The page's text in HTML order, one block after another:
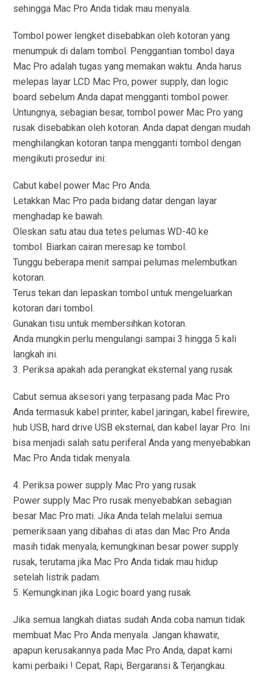
sehingga Mac Pro Anda tidak mau menyala.
Tombol power lengket disebabkan oleh kotoran yang
menumpuk di dalam tombol. Penggantian tombol daya
Mac Pro adalah tugas yang memakan waktu. Anda harus
melepas layar LCD Mac Pro, power supply, dan logic
board sebelum Anda dapat mengganti tombol power.
Untungnya, sebagian besar, tombol power Mac Pro yang
rusak disebabkan oleh kotoran. Anda dapat dengan mudah
menghilangkan kotoran tanpa mengganti tombol dengan
mengikuti prosedur ini:
Cabut kabel power Mac Pro Anda.
Letakkan Mac Pro pada bidang datar dengan layar
menghadap ke bawah.
Oleskan satu atau dua tetes pelumas WD-40 ke
tombol. Biarkan cairan meresap ke tombol.
Tunggu beberapa menit sampai pelumas melembutkan
kotoran.
Terus tekan dan lepaskan tombol untuk mengeluarkan
kotoran dari tombol.
Gunakan tisu untuk membersihkan kotoran.
Anda mungkin perlu mengulangi sampai 3 hingga 5 kali
langkah ini.
3. Periksa apakah ada perangkat eksternal yang rusak
Cabut semua aksesori yang terpasang pada Mac Pro
Anda termasuk kabel printer, kabel jaringan, kabel firewire,
hub USB, hard drive USB eksternal, dan kabel layar Pro. Ini
bisa menjadi salah satu periferal Anda yang menyebabkan
Mac Pro Anda tidak menyala.
4. Periksa power supply Mac Pro yang rusak
Power supply Mac Pro rusak menyebabkan sebagian
besar Mac Pro mati. Jika Anda telah melalui semua
pemeriksaan yang dibahas di atas dan Mac Pro Anda
masih tidak menyala, kemungkinan besar power supply
rusak, terutama jika Mac Pro Anda tidak mau hidup
setelah listrik padam.
5. Kemungkinan jika Logic board yang rusak
Jika semua langkah diatas sudah Anda coba namun tidak
membuat Mac Pro Anda menyala. Jangan khawatir,
apapun kerusakannya pada Mac Pro Anda, dapat kami
kami perbaiki ! Cepat, Rapi, Bergaransi & Terjangkau.